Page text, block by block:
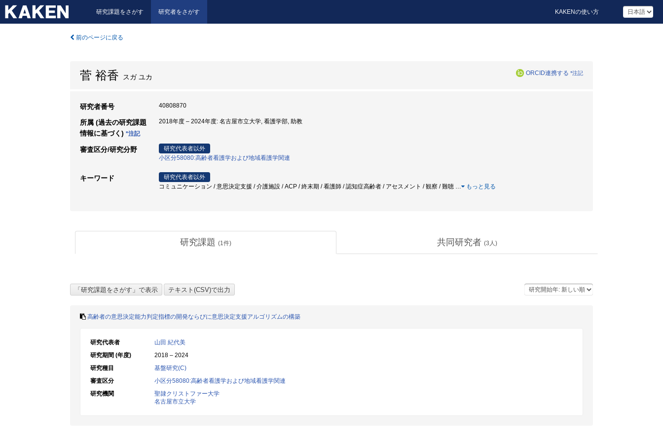
研究課題をさがす 研究者をさがす KAKENの使い方
前のページに戻る
菅 裕香 スガ ユカ ORCID連携する *注記
研究者番号 40808870
所属 (過去の研究課題
情報に基づく) *注記
2018年度 – 2024年度: 名古屋市立大学, 看護学部, 助教
審査区分/研究分野
研究代表者以外
小区分58080:高齢者看護学および地域看護学関連
キーワード
研究代表者以外
コミュニケーション / 意思決定支援 / 介護施設 / ACP / 終末期 / 看護師 / 認知症高齢者 / アセスメント / 観察 / 難聴 … もっと見る
研究課題 (1件) 共同研究者 (3 人)
高齢者の意思決定能力判定指標の開発ならびに意思決定支援アルゴリズムの構築
研究代表者
山田 紀代美
研究期間 (年度)
2018 – 2024
研究種目
基盤研究(C)
審査区分
小区分58080:高齢者看護学および地域看護学関連
研究機関
聖隷クリストファー大学
名古屋市立大学